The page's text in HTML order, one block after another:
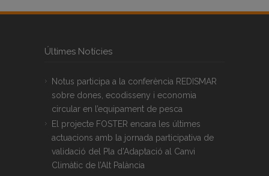
Últimes Notícies
Notus participa a la conferència REDISMAR
sobre dones, ecodisseny i economia
circular en l’equipament de pesca
El projecte FOSTER encara les últimes
actuacions amb la jornada participativa de
validació del Pla d’Adaptació al Canvi
Climàtic de l’Alt Palància